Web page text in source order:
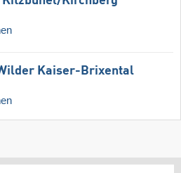
Kaiser-Brixental